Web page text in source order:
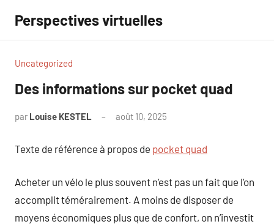
contenu
Perspectives virtuelles
Uncategorized
Des informations sur pocket quad
par Louise KESTEL août 10, 2025
Texte de référence à propos de pocket quad
Acheter un vélo le plus souvent n’est pas un fait que l’on
accomplit témérairement. A moins de disposer de
moyens économiques plus que de confort, on n’investit